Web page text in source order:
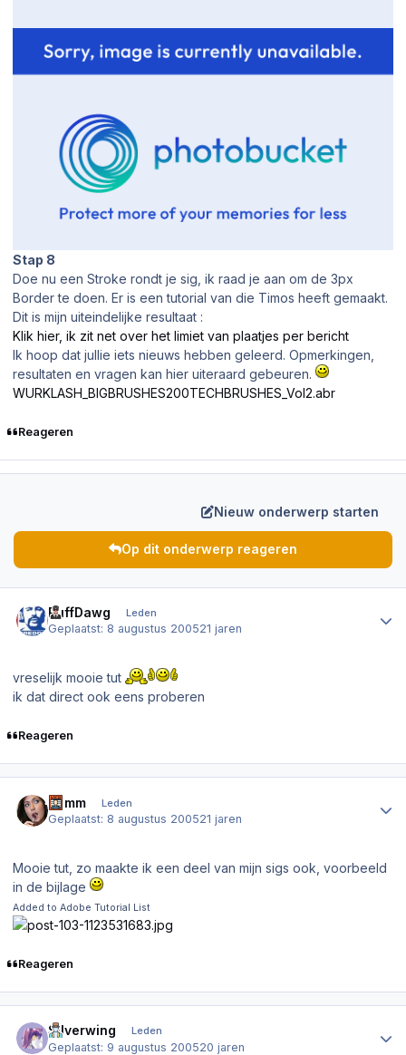
Stap 8
Doe nu een Stroke rondt je sig, ik raad je aan om de 3px
Border te doen. Er is een tutorial van die Timos heeft gemaakt.
Dit is mijn uiteindelijke resultaat :
Klik hier, ik zit net over het limiet van plaatjes per bericht
Ik hoop dat jullie iets nieuws hebben geleerd. Opmerkingen,
resultaten en vragen kan hier uiteraard gebeuren.
WURKLASH_BIGBRUSHES200TECHBRUSHES_Vol2.abr
Reageren
Nieuw onderwerp starten
Op dit onderwerp reageren
PuffDawg Leden
Geplaatst: 8 augustus 200521 jaren
vreselijk mooie tut
ik dat direct ook eens proberen
Reageren
Slimm Leden
Geplaatst: 8 augustus 200521 jaren
Mooie tut, zo maakte ik een deel van mijn sigs ook, voorbeeld
in de bijlage
Added to Adobe Tutorial List
Reageren
Silverwing Leden
Geplaatst: 9 augustus 200520 jaren